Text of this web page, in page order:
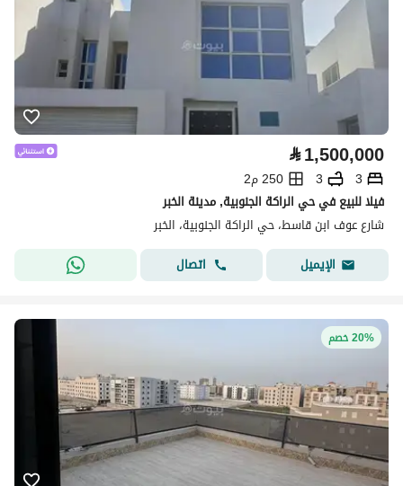
⃁1,500,000
3
3
250 م2
فيلا للبيع في حي الراكة الجنوبية, مدينة الخبر
شارع عوف ابن قاسط، حي الراكة الجنوبية، الخبر
الإيميل
اتصال
20% خصم